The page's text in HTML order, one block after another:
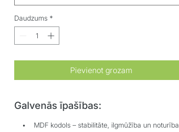
Daudzums *
Pievienot grozam
Galvenās īpašības:
• MDF kodols – stabilitāte, ilgmūžība un noturība